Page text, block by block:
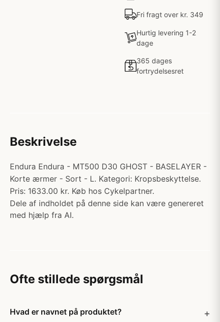
Fri fragt over kr. 349
Hurtig levering 1-2
dage
365 dages
fortrydelsesret
Beskrivelse
Endura Endura - MT500 D30 GHOST - BASELAYER -
Korte ærmer - Sort - L. Kategori: Kropsbeskyttelse.
Pris: 1633.00 kr. Køb hos Cykelpartner.
Dele af indholdet på denne side kan være genereret
med hjælp fra AI.
Ofte stillede spørgsmål
Hvad er navnet på produktet?